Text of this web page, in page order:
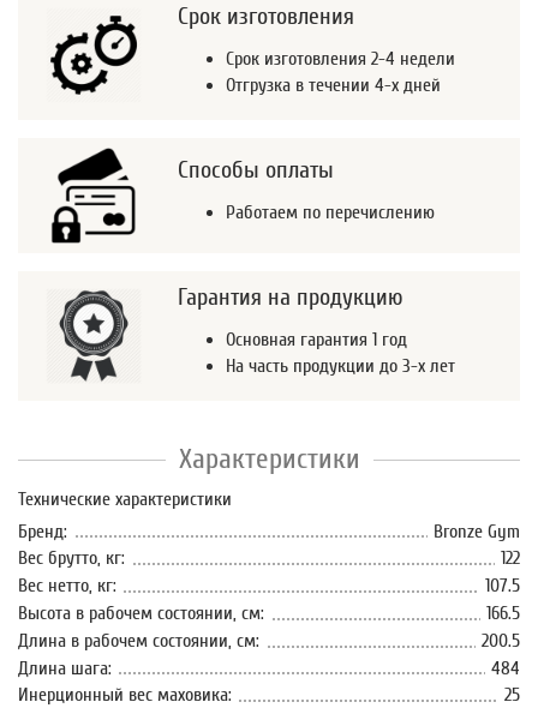
Срок изготовления
Срок изготовления 2-4 недели
Отгрузка в течении 4-х дней
Способы оплаты
Работаем по перечислению
Гарантия на продукцию
Основная гарантия 1 год
На часть продукции до 3-х лет
Характеристики
Технические характеристики
Бренд:
Bronze Gym
Вес брутто, кг:
122
Вес нетто, кг:
107.5
Высота в рабочем состоянии, см:
166.5
Длина в рабочем состоянии, см:
200.5
Длина шага:
484
Инерционный вес маховика:
25